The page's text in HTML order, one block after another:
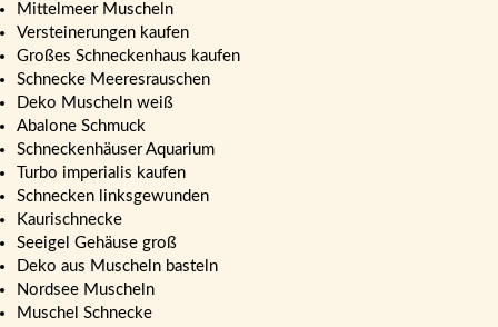
Mittelmeer Muscheln
Versteinerungen kaufen
Großes Schneckenhaus kaufen
Schnecke Meeresrauschen
Deko Muscheln weiß
Abalone Schmuck
Schneckenhäuser Aquarium
Turbo imperialis kaufen
Schnecken linksgewunden
Kaurischnecke
Seeigel Gehäuse groß
Deko aus Muscheln basteln
Nordsee Muscheln
Muschel Schnecke